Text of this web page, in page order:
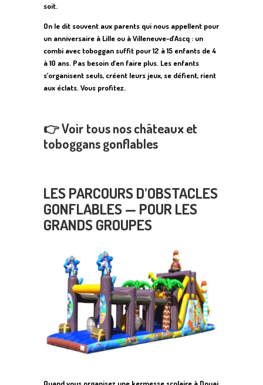
soit.
On le dit souvent aux parents qui nous appellent pour
un anniversaire à Lille ou à Villeneuve-d’Ascq : un
combi avec toboggan suffit pour 12 à 15 enfants de 4
à 10 ans. Pas besoin d’en faire plus. Les enfants
s’organisent seuls, créent leurs jeux, se défient, rient
aux éclats. Vous profitez.
👉Voir tous nos châteaux et
toboggans gonflables
LES PARCOURS D’OBSTACLES
GONFLABLES — POUR LES
GRANDS GROUPES
Quand vous organisez une kermesse scolaire à Douai